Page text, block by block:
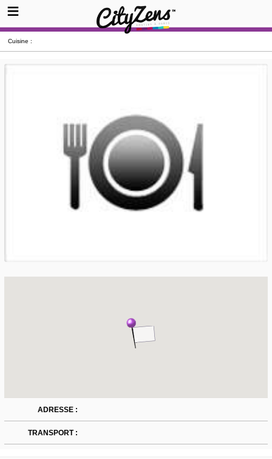
Cuisine :
ADRESSE :
TRANSPORT :